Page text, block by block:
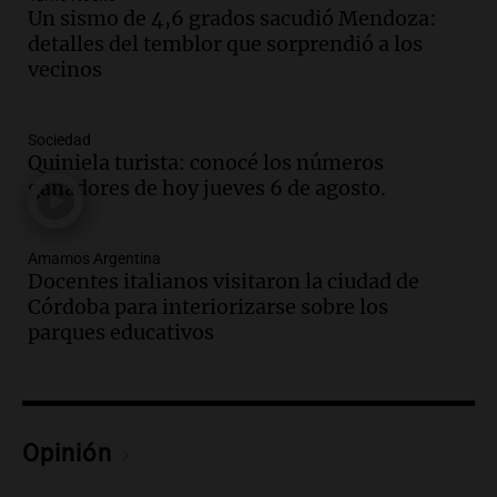
Amamos Argentina
Episodios
Audio.
durante la primavera
Informados al regreso
Episodios
tras fuertes vientos
Panorama Federal
Episodios
Audio.
economía mejorará el próximo año
Episodios
Un sismo de 4,6 grados sacudió Mendoza:
detalles del temblor que sorprendió a los
vecinos
Sociedad
Quiniela turista: conocé los números
ganadores de hoy jueves 6 de agosto.
Amamos Argentina
Docentes italianos visitaron la ciudad de
Córdoba para interiorizarse sobre los
parques educativos
Opinión